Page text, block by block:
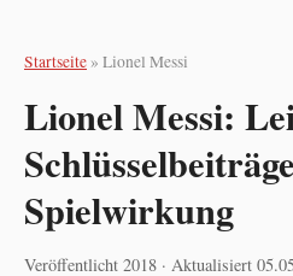
Startseite » Lionel Messi
Lionel Messi:
Spielwirkung
Veröffentlicht 2018 · Aktualisiert